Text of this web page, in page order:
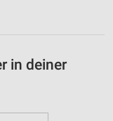
in deiner